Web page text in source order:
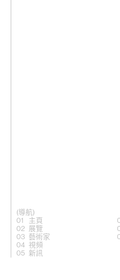
(導航)
主頁
展覽
藝術家
視頻
新訊